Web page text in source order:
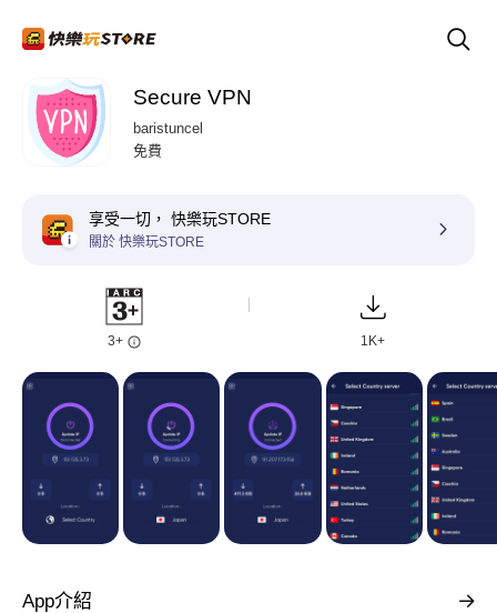
Secure VPN
baristuncel
免費
享受一切， 快樂玩STORE
關於 快樂玩STORE
3+ 1K+
App介紹